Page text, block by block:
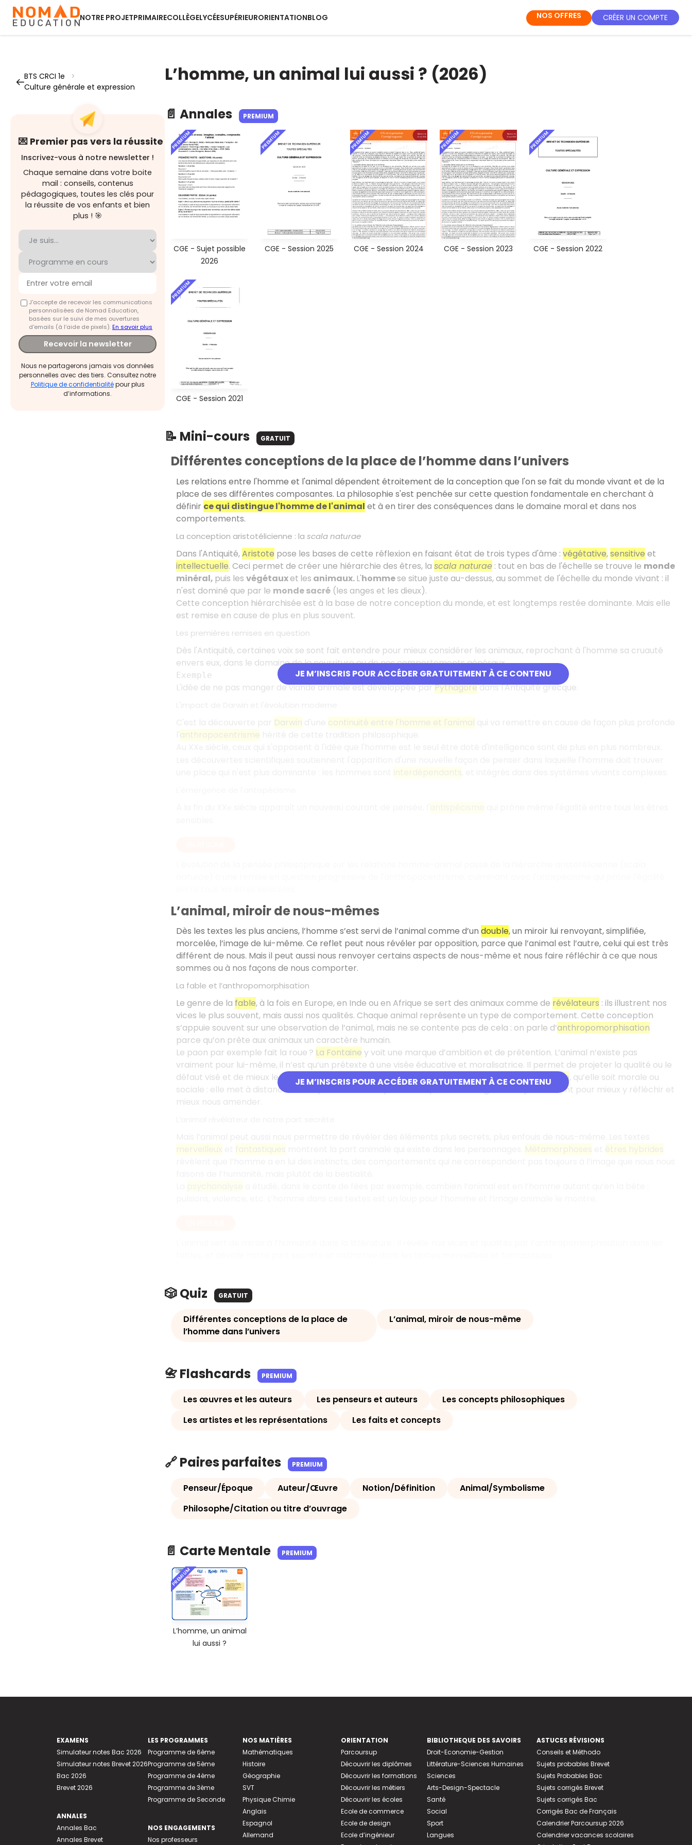
NOTRE PROJETPRIMAIRECOLLÈGELYCÉESUPÉRIEURORIENTATIONBLOG NOS OFFRES CRÉER UN COMPTE
BTS CRCI 1e
>
Culture générale et expression
💌 Premier pas vers la réussite
Inscrivez-vous à notre newsletter !
Chaque semaine dans votre boite
mail : conseils, contenus
pédagogiques, toutes les clés pour
la réussite de vos enfants et bien
plus ! 🎯
J'accepte de recevoir les communications
personnalisées de Nomad Education,
basées sur le suivi de mes ouvertures
d'emails (à l’aide de pixels).En savoir plus
Recevoir la newsletter
Nous ne partagerons jamais vos données
personnelles avec des tiers. Consultez notre
Politique de confidentialitépour plus
d’informations.
L’homme, un animal lui aussi ? (2026)
📄 Annales PREMIUM
PREMIUM
CGE - Sujet possible
2026
PREMIUM
CGE - Session 2025
PREMIUM
CGE - Session 2024
PREMIUM
CGE - Session 2023
PREMIUM
CGE - Session 2022
PREMIUM
CGE - Session 2021
📝 Mini-cours GRATUIT
JE M’INSCRIS POUR ACCÉDER GRATUITEMENT À CE CONTENU
Différentes conceptions de la place de l’homme dans l’univers
Les relations entre l'homme et l'animal dépendent étroitement de la conception que l'on se fait du monde vivant et de la
place de ses différentes composantes. La philosophie s'est penchée sur cette question fondamentale en cherchant à
définir ce qui distingue l'homme de l'animal et à en tirer des conséquences dans le domaine moral et dans nos
comportements.
La conception aristotélicienne : la scala naturae
Dans l'Antiquité,Aristote pose les bases de cette réflexion en faisant état de trois types d'âme : végétative,sensitive et
intellectuelle. Ceci permet de créer une hiérarchie des êtres, la scala naturae : tout en bas de l'échelle se trouve le monde
minéral, puis les végétauxet les animaux.L'hommese situe juste au-dessus, au sommet de l'échelle du monde vivant : il
n'est dominé que par le monde sacré(les anges et les dieux).
Cette conception hiérarchisée est à la base de notre conception du monde, et est longtemps restée dominante. Mais elle
est remise en cause de plus en plus souvent.
Les premières remises en question
Dès l'Antiquité, certaines voix se sont fait entendre pour mieux considérer les animaux, reprochant à l'homme sa cruauté
envers eux, dans le domaine de la nourriture ou de nos comportements généraux.
Exemple
L'idée de ne pas manger de viande animale est développée parPythagoredans l'Antiquité grecque.
Darwin continuité entre l'homme et l'animal
anthropocentrisme
JE M’INSCRIS POUR ACCÉDER GRATUITEMENT À CE CONTENU
L’animal, miroir de nous-mêmes
Dès les textes les plus anciens, l’homme s’est servi de l’animal comme d’un double, un miroir lui renvoyant, simplifiée,
morcelée, l’image de lui-même. Ce reflet peut nous révéler par opposition, parce que l’animal est l’autre, celui qui est très
différent de nous. Mais il peut aussi nous renvoyer certains aspects de nous-même et nous faire réfléchir à ce que nous
sommes ou à nos façons de nous comporter.
La fable et l’anthropomorphisation
Le genre de la fable, à la fois en Europe, en Inde ou en Afrique se sert des animaux comme de révélateurs : ils illustrent nos
vices le plus souvent, mais aussi nos qualités. Chaque animal représente un type de comportement. Cette conception
s’appuie souvent sur une observation de l’animal, mais ne se contente pas de cela : on parle d’anthropomorphisation
parce qu’on prête aux animaux un caractère humain.
Le paon par exemple fait la roue ? La Fontaine y voit une marque d’ambition et de prétention. L’animal n’existe pas
vraiment pour lui-même, il n’est qu’un prétexte à une visée éducative et moralisatrice. Il permet de projeter la qualité ou le
défaut visé et de mieux le montrer parce qu’il est mis à distance. Cette projection facilite lasatire, qu’elle soit morale ou
sociale : elle met à distance le comportement critiqué et nous pouvons le regarder objectivement pour mieux y réfléchir et
mieux nous amender.
🎲 Quiz GRATUIT
Différentes conceptions de la place de
l’homme dans l’univers
L’animal, miroir de nous-même
📇 Flashcards PREMIUM
Les œuvres et les auteurs Les penseurs et auteurs
Les concepts philosophiques
Les artistes et les représentations
Les faits et concepts
🔗 Paires parfaites PREMIUM
Penseur/Époque Auteur/Œuvre Notion/Définition
Animal/Symbolisme
Philosophe/Citation ou titre d’ouvrage
📄 Carte Mentale PREMIUM
PREMIUM
L’homme, un animal
lui aussi ?
EXAMENS
Simulateur notes Bac 2026
Simulateur notes Brevet 2026
Bac 2026
Brevet 2026
ANNALES
Annales Bac
Annales Brevet
LES PROGRAMMES
Programme de 6ème
Programme de 5ème
Programme de 4ème
Programme de 3ème
Programme de Seconde
NOS ENGAGEMENTS
Nos professeurs
NOS MATIÈRES
Mathématiques
Histoire
Géographie
SVT
Physique Chimie
Anglais
Espagnol
Allemand
ORIENTATION
Parcoursup
Découvrir les diplômes
Découvrir les formations
Découvrir les métiers
Découvrir les écoles
Ecole de commerce
Ecole de design
Ecole d’ingénieur
BIBLIOTHEQUE DES SAVOIRS
Droit-Economie-Gestion
Littérature-Sciences Humaines
Sciences
Arts-Design-Spectacle
Santé
Social
Sport
Langues
ASTUCES RÉVISIONS
Conseils et Méthodo
Sujets probables Brevet
Sujets Probables Bac
Sujets corrigés Brevet
Sujets corrigés Bac
Corrigés Bac de Français
Calendrier Parcoursup 2026
Calendrier vacances scolaires